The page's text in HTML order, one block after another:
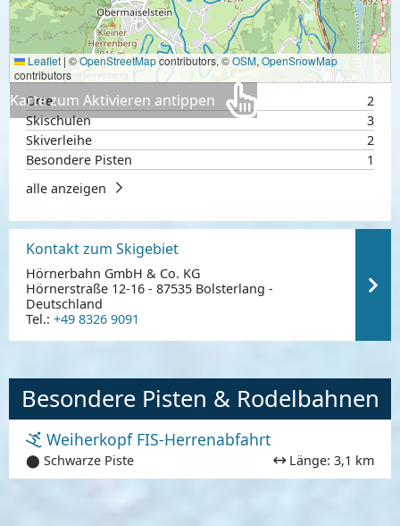
Orte
2
Skischulen
3
Skiverleihe
2
Besondere Pisten
1
alle anzeigen
Leaflet | ©OpenStreetMapcontributors, ©OSM, OpenSnowMap
contributors
Karte zum Aktivieren antippen
Kontakt zum Skigebiet
Hörnerbahn GmbH & Co. KG
Hörnerstraße 12-16 - 87535 Bolsterlang -
Deutschland
Tel.: +49 8326 9091
Besondere Pisten & Rodelbahnen
Weiherkopf FIS-Herrenabfahrt
⬤ Schwarze Piste Länge: 3,1 km